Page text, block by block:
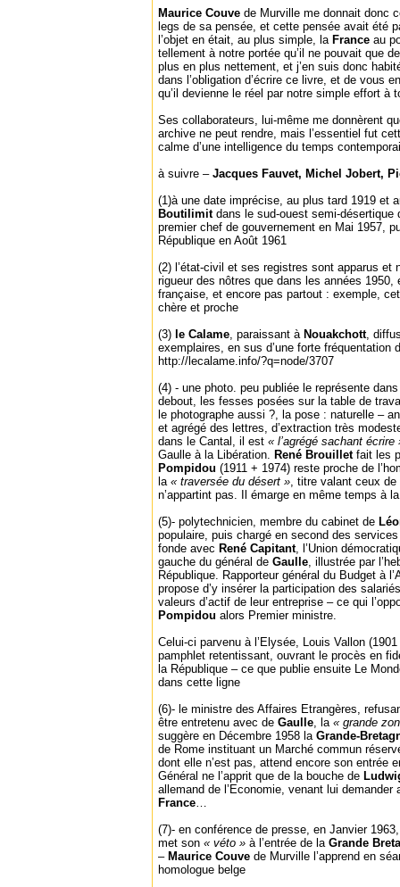
Maurice Couve de Murville me donnait donc
legs de sa pensée, et cette pensée avait été
l’objet en était, au plus simple, la France au
tellement à notre portée qu’il ne pouvait que
plus en plus nettement, et j’en suis donc
dans l’obligation d’écrire ce livre, et de vous
qu’il devienne le réel par notre simple effort à
Ses collaborateurs, lui-même me donnèrent
archive ne peut rendre, mais l’essentiel fut
calme d’une intelligence du temps
à suivre – Jacques Fauvet, Michel Jobert,
(1)à une date imprécise, au plus tard 1919 et
Boutilimit dans le sud-ouest semi-désertique
premier chef de gouvernement en Mai 1957,
République en Août 1961
(2) l’état-civil et ses registres sont apparus et
rigueur des nôtres que dans les années 1950,
française, et encore pas partout : exemple,
chère et proche
(3) le Calame, paraissant à Nouakchott,
exemplaires, en sus d’une forte fréquentation
http://lecalame.info/?q=node/3707
(4) - une photo. peu publiée le représente
debout, les fesses posées sur la table de
le photographe aussi ?, la pose : naturelle –
et agrégé des lettres, d’extraction très
dans le Cantal, il est « l’agrégé sachant
Gaulle à la Libération. René Brouillet fait les
Pompidou (1911 + 1974) reste proche de
la« traversée du désert », titre valant ceux
n’appartint pas. Il émarge en même temps à
(5)- polytechnicien, membre du cabinet de
populaire, puis chargé en second des
fonde avec René Capitant, l’Union
gauche du général de Gaulle, illustrée par
République. Rapporteur général du Budget à
propose d’y insérer la participation des
valeurs d’actif de leur entreprise – ce qui
Pompidou alors Premier ministre.
Celui-ci parvenu à l’Elysée, Louis Vallon
pamphlet retentissant, ouvrant le procès en
la République – ce que publie ensuite Le
dans cette ligne
(6)- le ministre des Affaires Etrangères,
être entretenu avec de Gaulle, la « grande
suggère en Décembre 1958 la Grande-
de Rome instituant un Marché commun
dont elle n’est pas, attend encore son entrée
Général ne l’apprit que de la bouche de
allemand de l’Economie, venant lui demander
France…
(7)- en conférence de presse, en Janvier
met son « véto » à l’entrée de la Grande
– Maurice Couve de Murville l’apprend en
homologue belge